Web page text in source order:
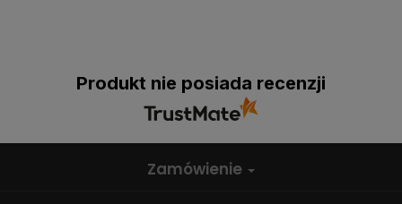
Produkt nie posiada recenzji
Zamówienie